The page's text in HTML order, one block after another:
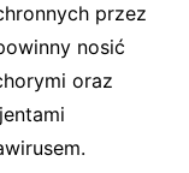
przez
nosić
oraz